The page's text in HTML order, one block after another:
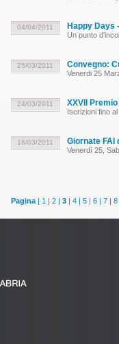
04/04/2011 Happy Days
Un punto
25/03/2011 Convegno:
Venerdi 25
24/03/2011 XXVII
Iscrizioni fino al
18/03/2011 Giornate FAI
Venerdì 25,
Pagina| 1 | 2| 3| 4| 5| 6| 7| 8